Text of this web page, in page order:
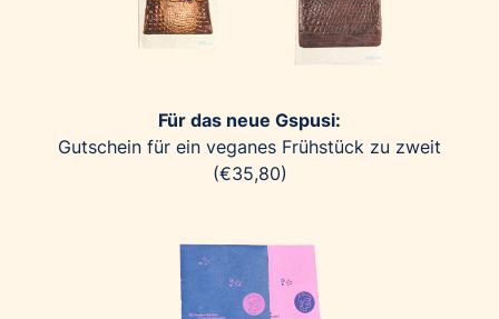
Für das neue Gspusi:
Gutschein für ein veganes Frühstück zu zweit
(€35,80)